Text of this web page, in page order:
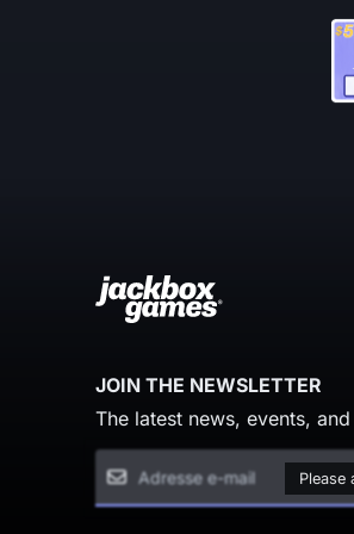
JOIN THE NEWSLETTER
The latest news, events,
Please